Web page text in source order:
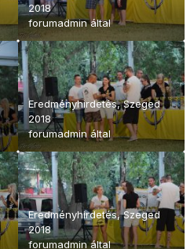
2018
forumadmináltal
Eredményhirdetés, Szeged
2018
forumadmináltal
Eredményhirdetés, Szeged
2018
forumadmináltal